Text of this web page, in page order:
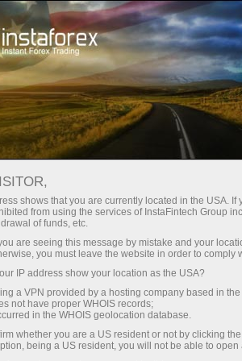
С InstaForex вы получаете
конкурентным
кредитное плечо до 1:5000,
из лучших спредов и
на рынке, а также
привлекательные условия
торговли акциями и
Минимальные
Бонус 30%
на каждый депозит
Скорость
в трейдинге и на трассе
shows that you are currently located in the USA.
from using the services of InstaFintech Group
of funds, etc.
are seeing this message by mistake and your
you must leave the website in order to comply
IP address show your location as the USA?
a VPN provided by a hosting company based in
not have proper WHOIS records;
in the WHOIS geolocation database.
whether you are a US resident or not by clicking
being a US resident, you will not be able to